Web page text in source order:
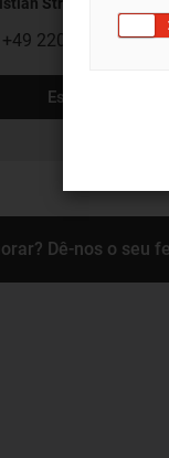
+49 2203 9649 273
Escrever e-mail
Dê-nos o seu